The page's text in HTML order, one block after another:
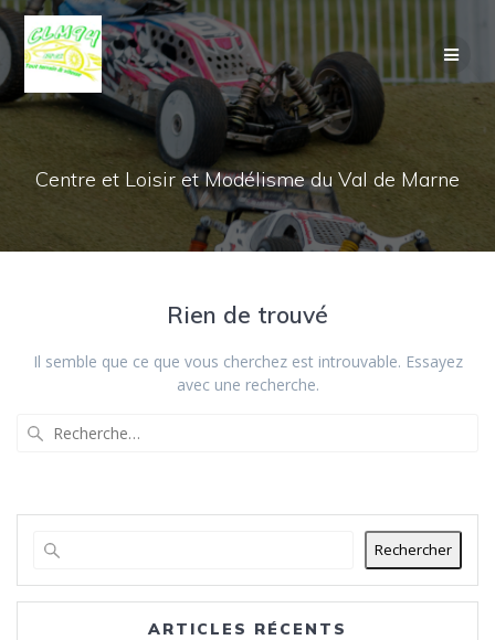
au
contenu
Centre et Loisir et Modélisme du Val de Marne
Rien de trouvé
Il semble que ce que vous cherchez est introuvable. Essayez
avec une recherche.
Rechercher
ARTICLES RÉCENTS